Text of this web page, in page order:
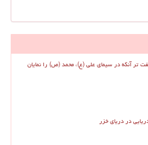
آنکه در سیمای علی (ع)، محمد (ص) را نمایان
در دریای خزر